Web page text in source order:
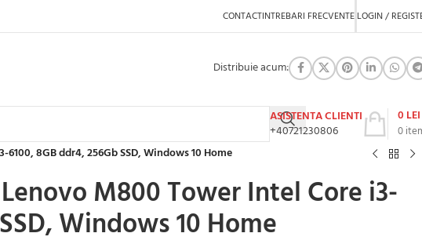
CONTACTINTREBARI FRECVENTE LOGIN /
Distribuie acum:
ASISTENTA CLIENTI
+40721230806
0
0 LEI
8GB ddr4, 256Gb SSD, Windows 10 Home
M800 Tower Intel Core i3-
Windows 10 Home